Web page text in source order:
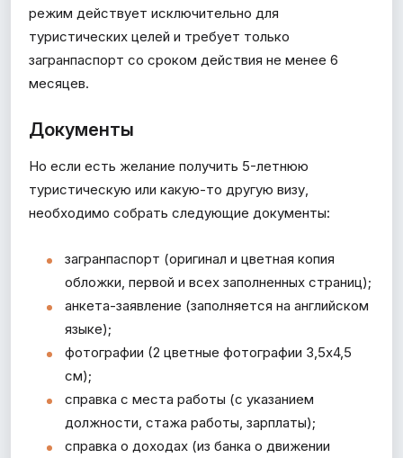
режим действует исключительно для
туристических целей и требует только
загранпаспорт со сроком действия не менее 6
месяцев.
Документы
Но если есть желание получить 5-летнюю
туристическую или какую-то другую визу,
необходимо собрать следующие документы:
загранпаспорт (оригинал и цветная копия
обложки, первой и всех заполненных страниц);
анкета-заявление (заполняется на английском
языке);
фотографии (2 цветные фотографии 3,5х4,5
см);
справка с места работы (с указанием
должности, стажа работы, зарплаты);
справка о доходах (из банка о движении